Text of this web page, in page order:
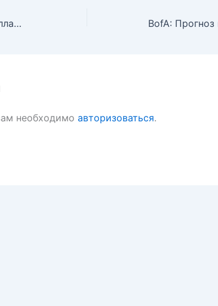
BofA ожидает, что ослабление доллара продолжится после окончания апреля
необходимо авторизоваться.